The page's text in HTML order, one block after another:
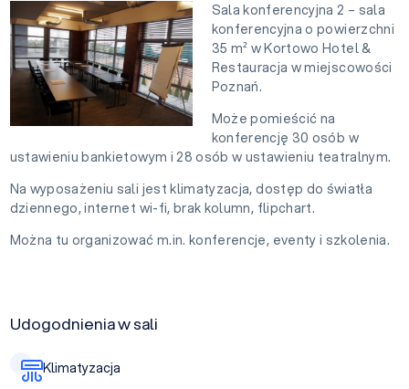
Sala konferencyjna 2 – sala
konferencyjna o powierzchni
35 m² w Kortowo Hotel &
Restauracja w miejscowości
Poznań.
Może pomieścić na
konferencję 30 osób w
ustawieniu bankietowym i 28 osób w ustawieniu teatralnym.
Na wyposażeniu sali jest klimatyzacja, dostęp do światła
dziennego, internet wi-fi, brak kolumn, flipchart.
Można tu organizować m.in. konferencje, eventy i szkolenia.
Udogodnienia w sali
Klimatyzacja